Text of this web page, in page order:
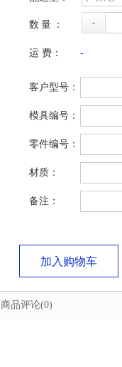
数量： -
运 费： -
客户型号：
模具编号：
零件编号：
材质：
备注：
加入购物车
商品评论(0)